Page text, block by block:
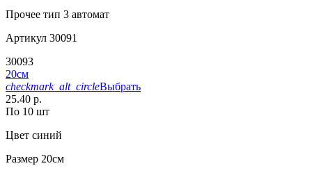
Прочее тип 3 автомат
Артикул 30091
30093
20см
checkmark_alt_circleВыбрать
25.40 р.
По 10 шт
Цвет синий
Размер 20см